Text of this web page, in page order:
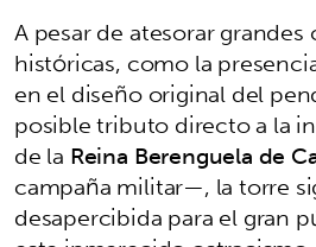
A pesar de atesorar
históricas, como la
en el diseño original del
posible tributo directo a la
de la Reina Berenguela de
campaña militar—, la torre
desapercibida para el gran